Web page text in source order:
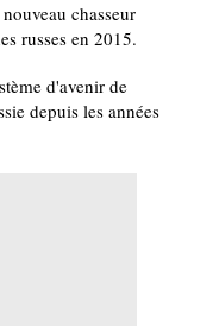
chasseur
russes en 2015.
d'avenir de
depuis les années